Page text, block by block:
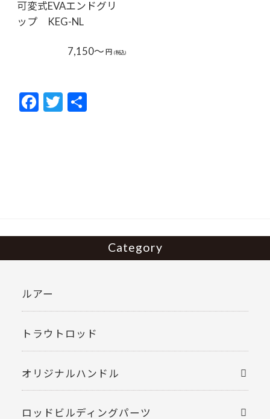
可変式EVAエンドグリ
ップ KEG-NL
7,150～ 円 (税込)
F
ac
T
w
Category
ルアー
トラウトロッド
オリジナルハンドル
ロッドビルディングパーツ